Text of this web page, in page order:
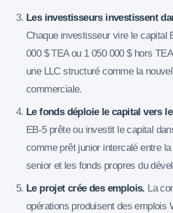
Les investisseurs investissent
Chaque investisseur vire le capital
000 $ TEA ou 1 050 000 $ hors
une LLC structuré comme la
commerciale.
Le fonds déploie le capital vers
EB-5 prête ou investit le capital
comme prêt junior intercalé entre
senior et les fonds propres du
Le projet crée des emplois. La
opérations produisent des emplois